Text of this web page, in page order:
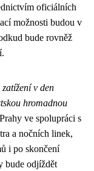
oficiálních
možnosti budou v
bude rovněž
v den
hromadnou
ve spolupráci s
a nočních linek,
i po skončení
bude odjíždět